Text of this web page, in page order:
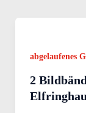
abgelaufenes
2